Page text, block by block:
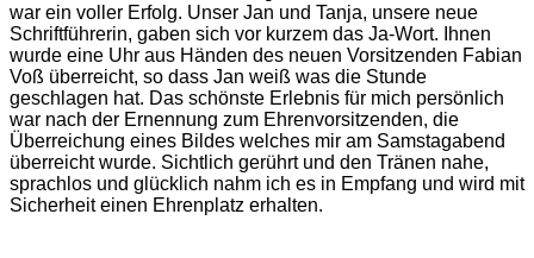
war ein voller Erfolg. Unser Jan und Tanja, unsere neue
Schriftführerin, gaben sich vor kurzem das Ja-Wort. Ihnen
wurde eine Uhr aus Händen des neuen Vorsitzenden Fabian
Voß überreicht, so dass Jan weiß was die Stunde
geschlagen hat. Das schönste Erlebnis für mich persönlich
war nach der Ernennung zum Ehrenvorsitzenden, die
Überreichung eines Bildes welches mir am Samstagabend
überreicht wurde. Sichtlich gerührt und den Tränen nahe,
sprachlos und glücklich nahm ich es in Empfang und wird mit
Sicherheit einen Ehrenplatz erhalten.